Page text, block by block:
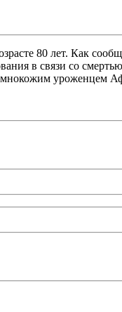
80 лет. Как
в связи со
уроженцем